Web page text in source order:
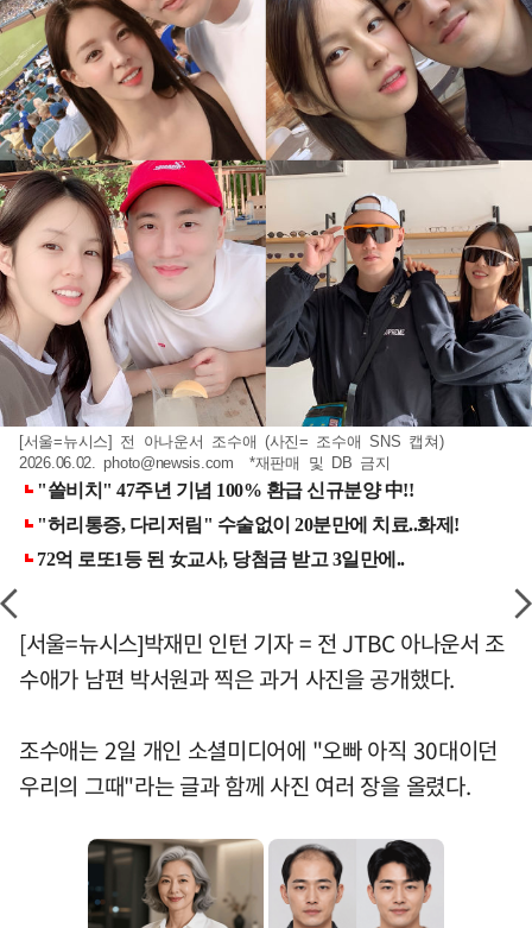
[서울=뉴시스] 전 아나운서 조수애 (사진= 조수애 SNS 캡쳐)
2026.06.02.photo@newsis.com *재판매 및 DB 금지
[서울=뉴시스]박재민 인턴 기자 = 전 JTBC 아나운서 조
수애가 남편 박서원과 찍은 과거 사진을 공개했다.
조수애는 2일 개인 소셜미디어에 "오빠 아직 30대이던
우리의 그때"라는 글과 함께 사진 여러 장을 올렸다.